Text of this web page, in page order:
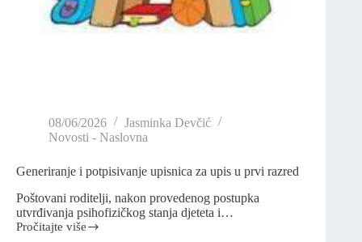
08/06/2026
Jasminka Devčić
Novosti - Naslovna
Generiranje i potpisivanje upisnica za upis u prvi razred
Poštovani roditelji, nakon provedenog postupka
utvrđivanja psihofizičkog stanja djeteta i…
Pročitajte više